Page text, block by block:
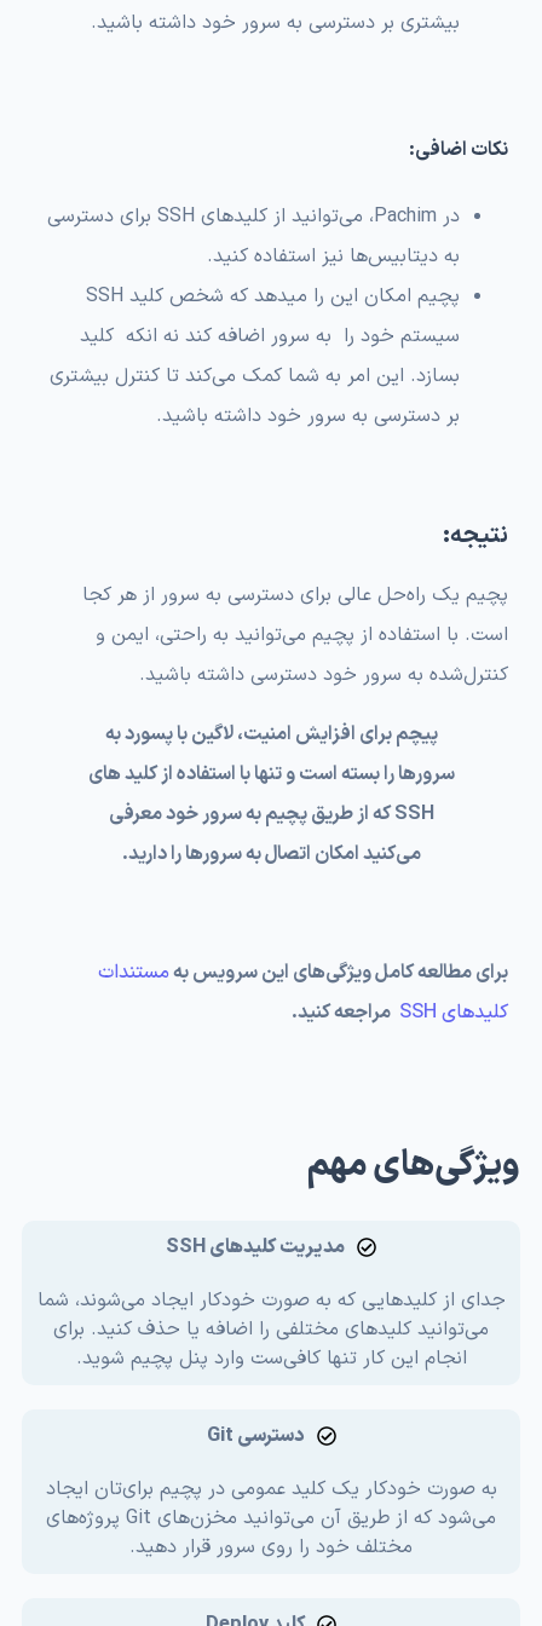
بیشتری بر دسترسی به سرور خود داشته باشید.
نکات اضافی:
در Pachim، می‌توانید از کلیدهای SSH برای دسترسی
به دیتابیس‌ها نیز استفاده کنید.
پچیم
امکان این را میدهد که شخص کلید SSH
سیستم خود را به سرور اضافه کند نه انکه کلید
بسازد. این امر به شما کمک می‌کند تا کنترل بیشتری
بر دسترسی به سرور خود داشته باشید.
نتیجه:
پچیم یک راه‌حل عالی برای دسترسی به سرور از هر کجا
است. با استفاده از پچیم می‌توانید به راحتی، ایمن و
کنترل‌شده به سرور خود دسترسی داشته باشید.
پیچم برای افزایش امنیت، لاگین با پسورد به
سرورها را بسته است و تنها با استفاده از کلید های
SSH که از طریق پچیم به سرور خود معرفی
می‌کنید امکان اتصال به سرورها را دارید.
برای مطالعه کامل ویژگی‌های این سرویس بهمستندات
کلیدهای SSH
مراجعه کنید.
مهم
مدیریت کلیدهای SSH
جدای از کلیدهایی که به صورت خودکار ایجاد می‌شوند، شما
می‌توانید کلیدهای مختلفی را اضافه یا حذف کنید. برای
انجام این کار تنها کافی‌ست وارد پنل پچیم شوید.
دسترسی Git
به صورت خودکار یک کلید عمومی در پچیم برای‌تان ایجاد
می‌شود که از طریق آن می‌توانید مخزن‌های Git پروژه‌های
مختلف خود را روی سرور قرار دهید.